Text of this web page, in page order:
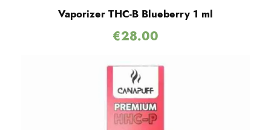
Vaporizer THC-B Blueberry 1 ml
€28.00